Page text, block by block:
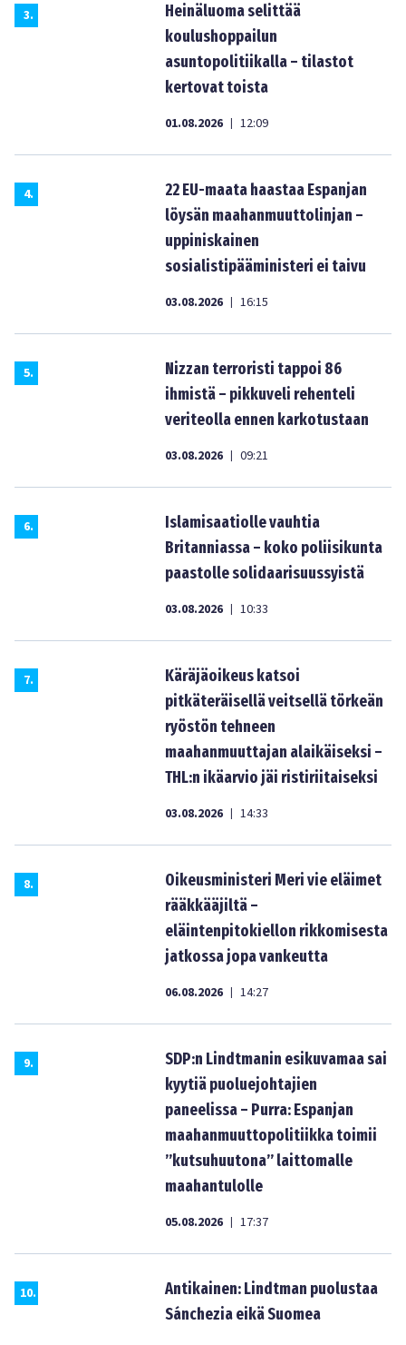
3.
Heinäluoma selittää
koulushoppailun
asuntopolitiikalla – tilastot
kertovat toista
01.08.2026 | 12:09
4.
22 EU-maata haastaa Espanjan
löysän maahanmuuttolinjan –
uppiniskainen
sosialistipääministeri ei taivu
03.08.2026 | 16:15
5.
Nizzan terroristi tappoi 86
ihmistä – pikkuveli rehenteli
veriteolla ennen karkotustaan
03.08.2026 | 09:21
6.
Islamisaatiolle vauhtia
Britanniassa – koko poliisikunta
paastolle solidaarisuussyistä
03.08.2026 | 10:33
7.
Käräjäoikeus katsoi
pitkäteräisellä veitsellä törkeän
ryöstön tehneen
maahanmuuttajan alaikäiseksi –
THL:n ikäarvio jäi ristiriitaiseksi
03.08.2026 | 14:33
8.
Oikeusministeri Meri vie eläimet
rääkkääjiltä –
eläintenpitokiellon rikkomisesta
jatkossa jopa vankeutta
06.08.2026 | 14:27
9.
SDP:n Lindtmanin esikuvamaa sai
kyytiä puoluejohtajien
paneelissa – Purra: Espanjan
maahanmuuttopolitiikka toimii
”kutsuhuutona” laittomalle
maahantulolle
05.08.2026 | 17:37
10.
Antikainen: Lindtman puolustaa
Sánchezia eikä Suomea